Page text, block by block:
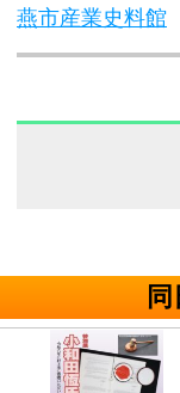
燕市産業史料館